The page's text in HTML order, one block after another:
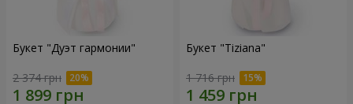
Букет "Дуэт гармонии"
2 374 грн
Букет "Tiziana"
1 716 грн